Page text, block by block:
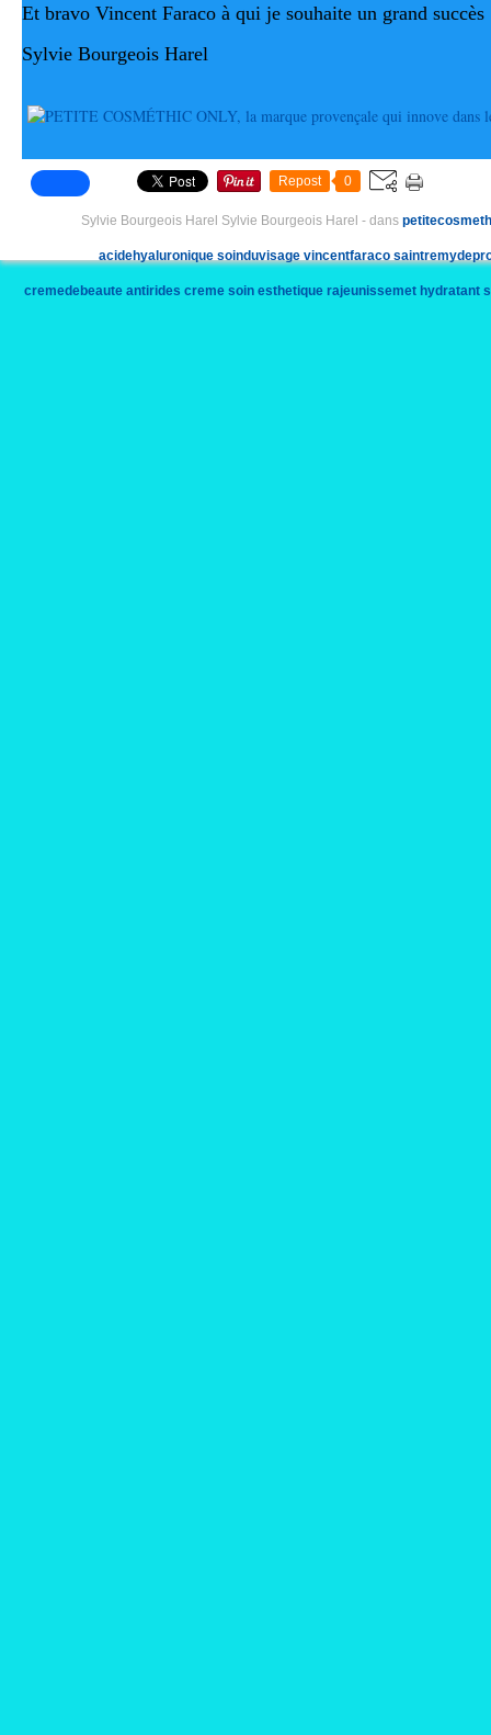
Et bravo Vincent Faraco à qui je souhaite un grand succès
Sylvie Bourgeois Harel
Repost 0
Sylvie Bourgeois Harel Sylvie Bourgeois Harel - dans
acidehyaluronique soinduvisage vincentfaraco
cremedebeaute antirides creme soin esthetique rajeunissemet hydratant